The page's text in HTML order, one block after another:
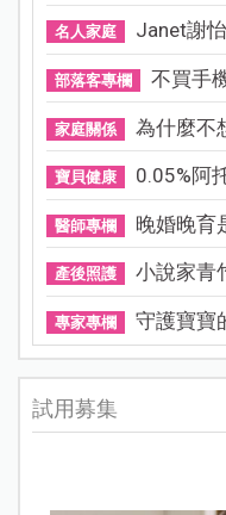
名人家庭 Janet謝
部落客專欄 不買手
家庭關係 為什麼不
寶貝健康 0.05%阿
醫師專欄 晚婚晚育
產後照護 小說家青
專家專欄 守護寶寶
試用募集